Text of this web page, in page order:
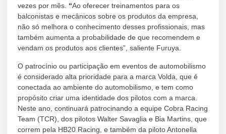
vezes por mês. “Ao oferecer treinamentos para os
balconistas e mecânicos sobre os produtos da empresa,
não só melhora o conhecimento desses profissionais, mas
também aumenta a probabilidade de que recomendem e
vendam os produtos aos clientes”, saliente Furuya.
O patrocínio ou participação em eventos de automobilismo
é considerado alta prioridade para a marca Volda, que é
conectada ao ambiente do automobilismo, e tem como
propósito criar uma identidade dos pilotos com a marca.
Neste ano, continuará patrocinando a equipe Cobra Racing
Team (TCR), dos pilotos Walter Savaglia e Bia Martins, que
correm pela HB20 Racing, e também da piloto Antonella